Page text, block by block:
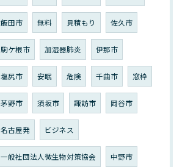
飯田市 無料 見積もり 佐久市
駒ケ根市 加湿器肺炎 伊那市
塩尻市 安眠 危険 千曲市 窓枠
茅野市 須坂市 諏訪市 岡谷市
名古屋発 ビジネス
一般社団法人微生物対策協会 中野市